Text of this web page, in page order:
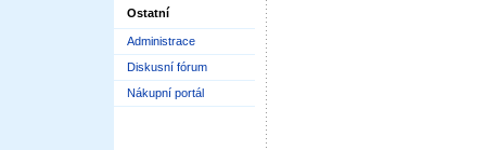
Ostatní
Administrace
Diskusní fórum
Nákupní portál